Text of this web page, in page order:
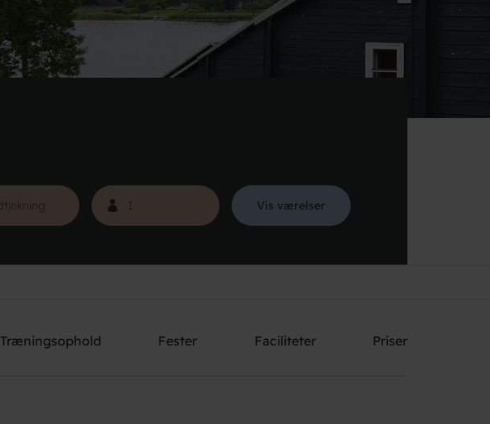
Vis værelser
Træningsophold Fester Faciliteter Priser